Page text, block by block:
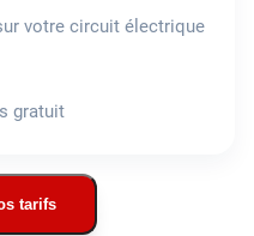
votre circuit électrique
gratuit
tarifs